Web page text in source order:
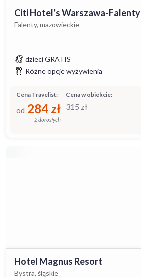
Citi Hotel’s Warszawa-Falenty
Falenty, mazowieckie
dzieci GRATIS
Różne opcje wyżywienia
Cena w obiekcie:
315 zł
Cena Travelist:
od 284 zł
2 dorosłych
Hotel Magnus Resort
Bystra, śląskie